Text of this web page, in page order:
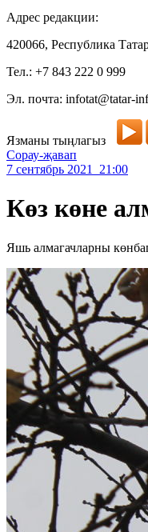
Адрес редакции:
420066, Республика
Тел.: +7 843 222 0 999
Эл. почта: infotat@tatar-
Язманы тыңлагыз
Сорау-җавап
7 сентябрь 2021 21:00
Көз көне
Яшь алмагачларны